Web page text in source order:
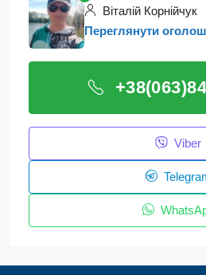
Віталій Корнійчук
Переглянути
Viber